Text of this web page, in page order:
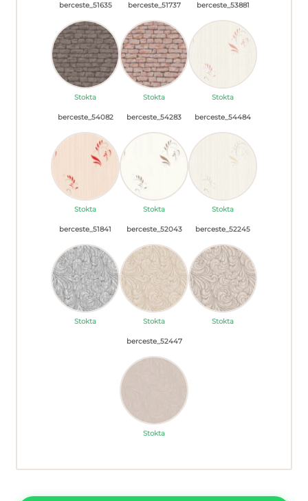
berceste_51635
Stokta
berceste_51737
Stokta
berceste_53881
Stokta
berceste_54082
Stokta
berceste_54283
Stokta
berceste_54484
Stokta
berceste_51841
Stokta
berceste_52043
Stokta
berceste_52245
Stokta
berceste_52447
Stokta